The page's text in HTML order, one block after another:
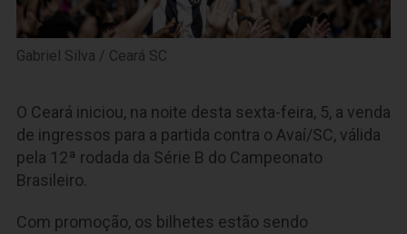
Gabriel Silva / Ceará SC
O Ceará iniciou, na noite desta sexta-feira, 5, a venda
de ingressos para a partida contra o Avaí/SC, válida
pela 12ª rodada da Série B do Campeonato
Brasileiro.
Com promoção, os bilhetes estão sendo